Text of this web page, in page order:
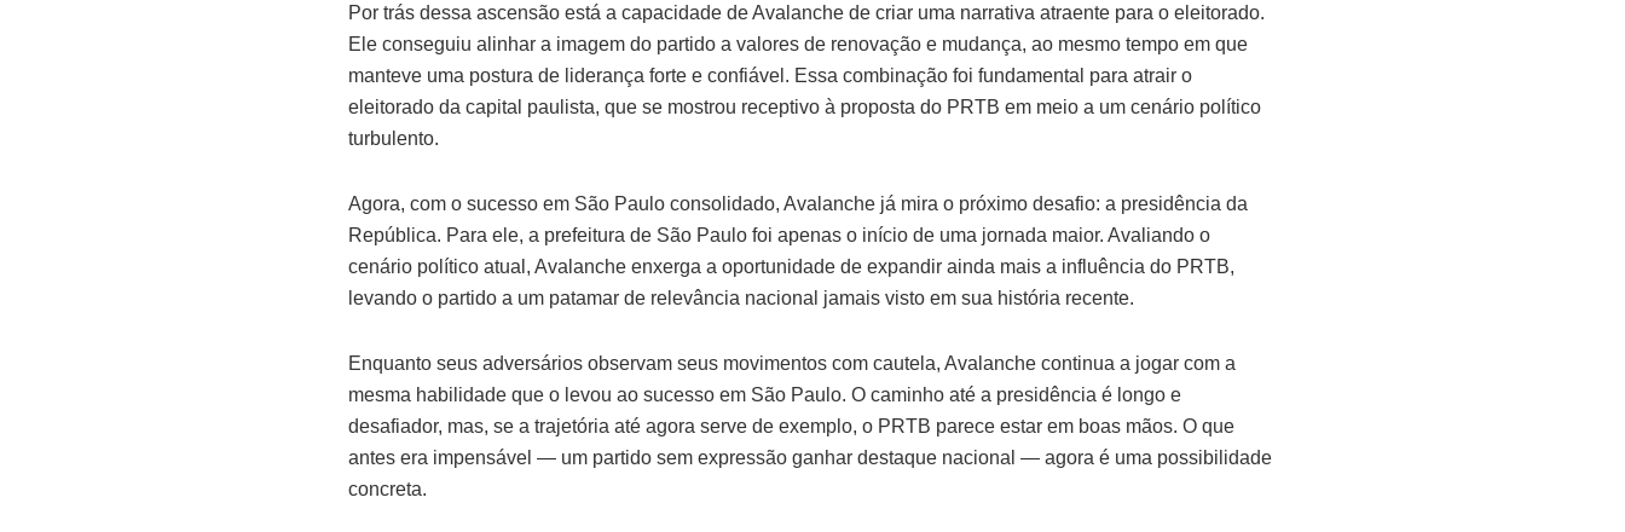
Por trás dessa ascensão está a capacidade de Avalanche de criar uma narrativa atraente para o eleitorado.
Ele conseguiu alinhar a imagem do partido a valores de renovação e mudança, ao mesmo tempo em que
manteve uma postura de liderança forte e confiável. Essa combinação foi fundamental para atrair o
eleitorado da capital paulista, que se mostrou receptivo à proposta do PRTB em meio a um cenário político
turbulento.
Agora, com o sucesso em São Paulo consolidado, Avalanche já mira o próximo desafio: a presidência da
República. Para ele, a prefeitura de São Paulo foi apenas o início de uma jornada maior. Avaliando o
cenário político atual, Avalanche enxerga a oportunidade de expandir ainda mais a influência do PRTB,
levando o partido a um patamar de relevância nacional jamais visto em sua história recente.
Enquanto seus adversários observam seus movimentos com cautela, Avalanche continua a jogar com a
mesma habilidade que o levou ao sucesso em São Paulo. O caminho até a presidência é longo e
desafiador, mas, se a trajetória até agora serve de exemplo, o PRTB parece estar em boas mãos. O que
antes era impensável — um partido sem expressão ganhar destaque nacional — agora é uma possibilidade
concreta.